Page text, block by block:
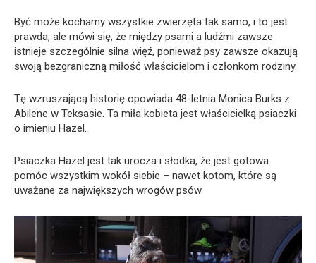
Być może kochamy wszystkie zwierzęta tak samo, i to jest
prawda, ale mówi się, że między psami a ludźmi zawsze
istnieje szczególnie silna więź, ponieważ psy zawsze okazują
swoją bezgraniczną miłość właścicielom i członkom rodziny.
Tę wzruszającą historię opowiada 48-letnia Monica Burks z
Abilene w Teksasie. Ta miła kobieta jest właścicielką psiaczki
o imieniu Hazel.
Psiaczka Hazel jest tak urocza i słodka, że jest gotowa
pomóc wszystkim wokół siebie – nawet kotom, które są
uważane za największych wrogów psów.